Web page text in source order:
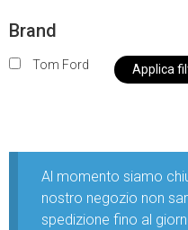
Brand
Tom Ford Applica
Al momento siamo
nostro negozio non
spedizione fino al